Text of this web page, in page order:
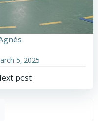
5, 2025
post